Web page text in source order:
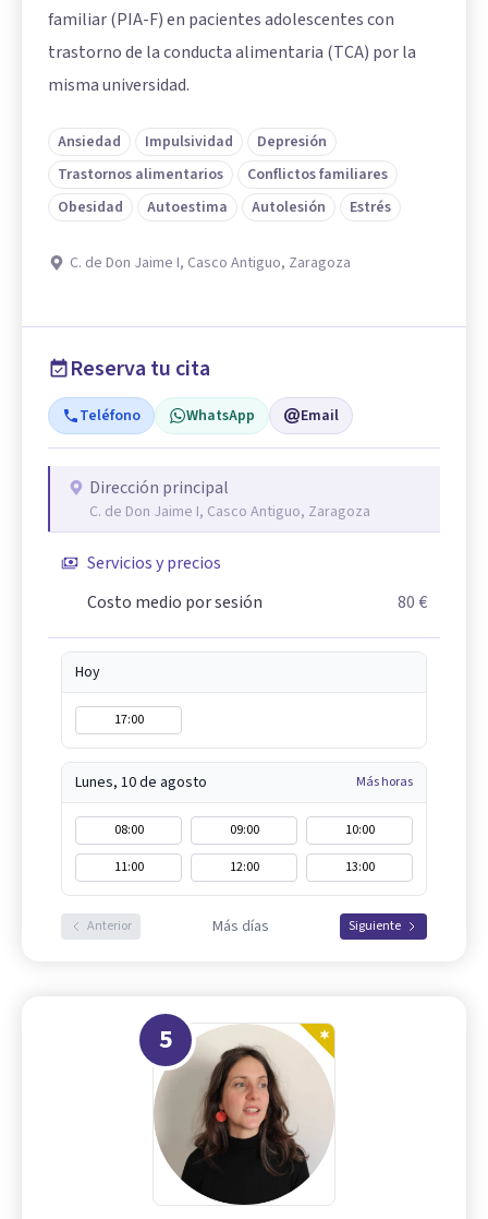
familiar (PIA-F) en pacientes adolescentes con
trastorno de la conducta alimentaria (TCA) por la
misma universidad.
Ansiedad Impulsividad
Depresión
Trastornos alimentarios
Conflictos familiares
Obesidad
Autoestima Autolesión Estrés
C. de Don Jaime I, Casco Antiguo, Zaragoza
Reserva tu cita
Teléfono WhatsApp Email
Dirección principal
C. de Don Jaime I, Casco Antiguo, Zaragoza
Servicios y precios
Costo medio por sesión
80 €
Hoy
17:00
Lunes, 10 de agosto Más horas
08:00 09:00
10:00
11:00
12:00 13:00
Anterior Más días Siguiente
5